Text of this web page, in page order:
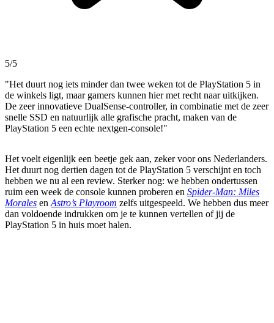
5/5
"Het duurt nog iets minder dan twee weken tot de PlayStation 5 in
de winkels ligt, maar gamers kunnen hier met recht naar uitkijken.
De zeer innovatieve DualSense-controller, in combinatie met de zeer
snelle SSD en natuurlijk alle grafische pracht, maken van de
PlayStation 5 een echte nextgen-console!"
Het voelt eigenlijk een beetje gek aan, zeker voor ons Nederlanders.
Het duurt nog dertien dagen tot de PlayStation 5 verschijnt en toch
hebben we nu al een review. Sterker nog: we hebben ondertussen
ruim een week de console kunnen proberen en Spider-Man: Miles
Morales en Astro’s Playroom zelfs uitgespeeld. We hebben dus meer
dan voldoende indrukken om je te kunnen vertellen of jij de
PlayStation 5 in huis moet halen.